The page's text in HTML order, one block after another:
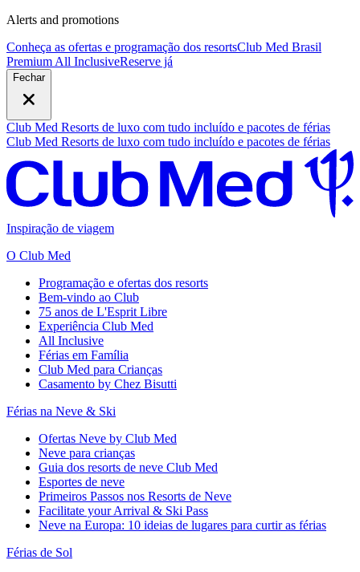
Alerts and promotions
Conheça as ofertas e programação dos resortsClub Med Brasil
Premium All InclusiveReserve já
Fechar
Club Med Resorts de luxo com tudo incluído e pacotes de férias
Club Med Resorts de luxo com tudo incluído e pacotes de férias
Inspiração de viagem
O Club Med
Programação e ofertas dos resorts
Bem-vindo ao Club
75 anos de L'Esprit Libre
Experiência Club Med
All Inclusive
Férias em Família
Club Med para Crianças
Casamento by Chez Bisutti
Férias na Neve & Ski
Ofertas Neve by Club Med
Neve para crianças
Guia dos resorts de neve Club Med
Esportes de neve
Primeiros Passos nos Resorts de Neve
Facilitate your Arrival & Ski Pass
Neve na Europa: 10 ideias de lugares para curtir as férias
Férias de Sol